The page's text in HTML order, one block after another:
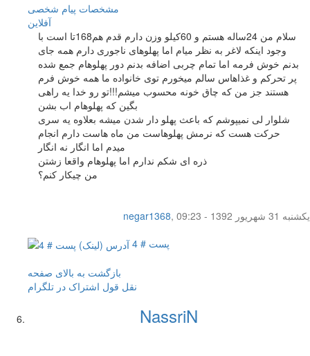
مشخصات پیام شخصی
آفلاين
سلام من 24ساله هستم و 60کیلو وزن دارم قدم هم168تا است با
وجود اینکه لاغر به نظر میام اما پهلوهای ناجوری دارم همه جای
بدنم خوش فرمه اما تمام چربی اضافه بدنم دور پهلوهام جمع شده
پر تحرکم و غذاهاس سالم میخورم توی خانواده ما همه خوش فرم
هستند جز من که چاق خونه محسوب میشم!!!تو رو خدا یه راهی
بگین که پهلوهام اب بشن
شلوار لی نمیپوشم که باعث پهلو دار شدن میشه بعلاوه یه سری
حرکت هست که نرمش پهلوهاست من ماه هاست دارم انجام
میدم اما انگار نه انگار
ذره ای شکم ندارم اما پهلوهام واقعا زشتن
من چیکار کنم؟
negar1368,
یکشنبه 31 شهریور 1392 - 09:23
پست # 4
بازگشت به بالای صفحه
نقل قول اشتراک در تلگرام
NassriN